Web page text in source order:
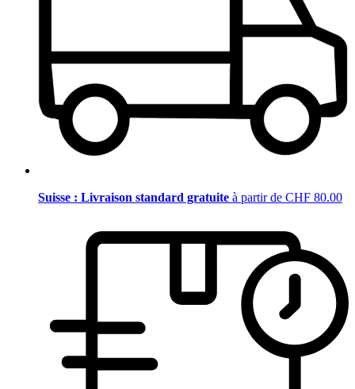
Suisse : Livraison standard gratuite à partir de CHF 80.00